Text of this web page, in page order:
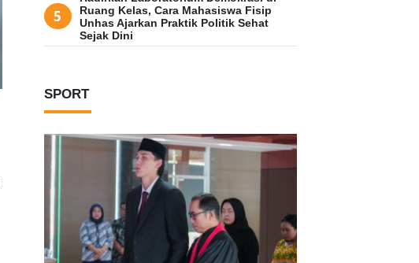
Ruang Kelas, Cara Mahasiswa Fisip
Unhas Ajarkan Praktik Politik Sehat
Sejak Dini
SPORT